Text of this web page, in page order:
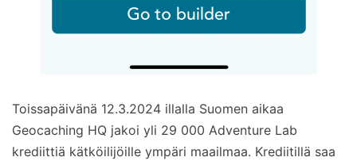
Toissapäivänä 12.3.2024 illalla Suomen aikaa
Geocaching HQ jakoi yli 29 000 Adventure Lab
krediittiä kätköilijöille ympäri maailmaa. Krediitillä saa